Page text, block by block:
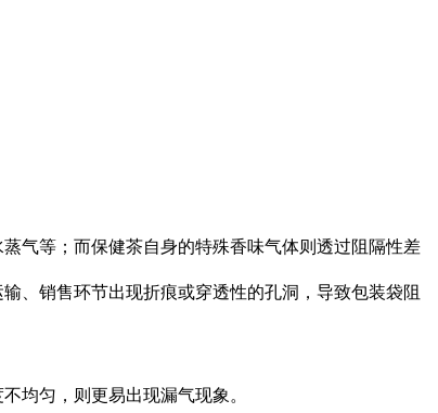
气等；而保健茶自身的特殊香味气体则透过阻隔性差
、销售环节出现折痕或穿透性的孔洞，导致包装袋阻
均匀，则更易出现漏气现象。